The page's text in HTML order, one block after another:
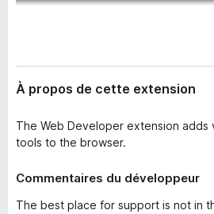
o
À propos de cette extension
The Web Developer extension
tools to the browser.
Commentaires du développeur
The best place for support is not in